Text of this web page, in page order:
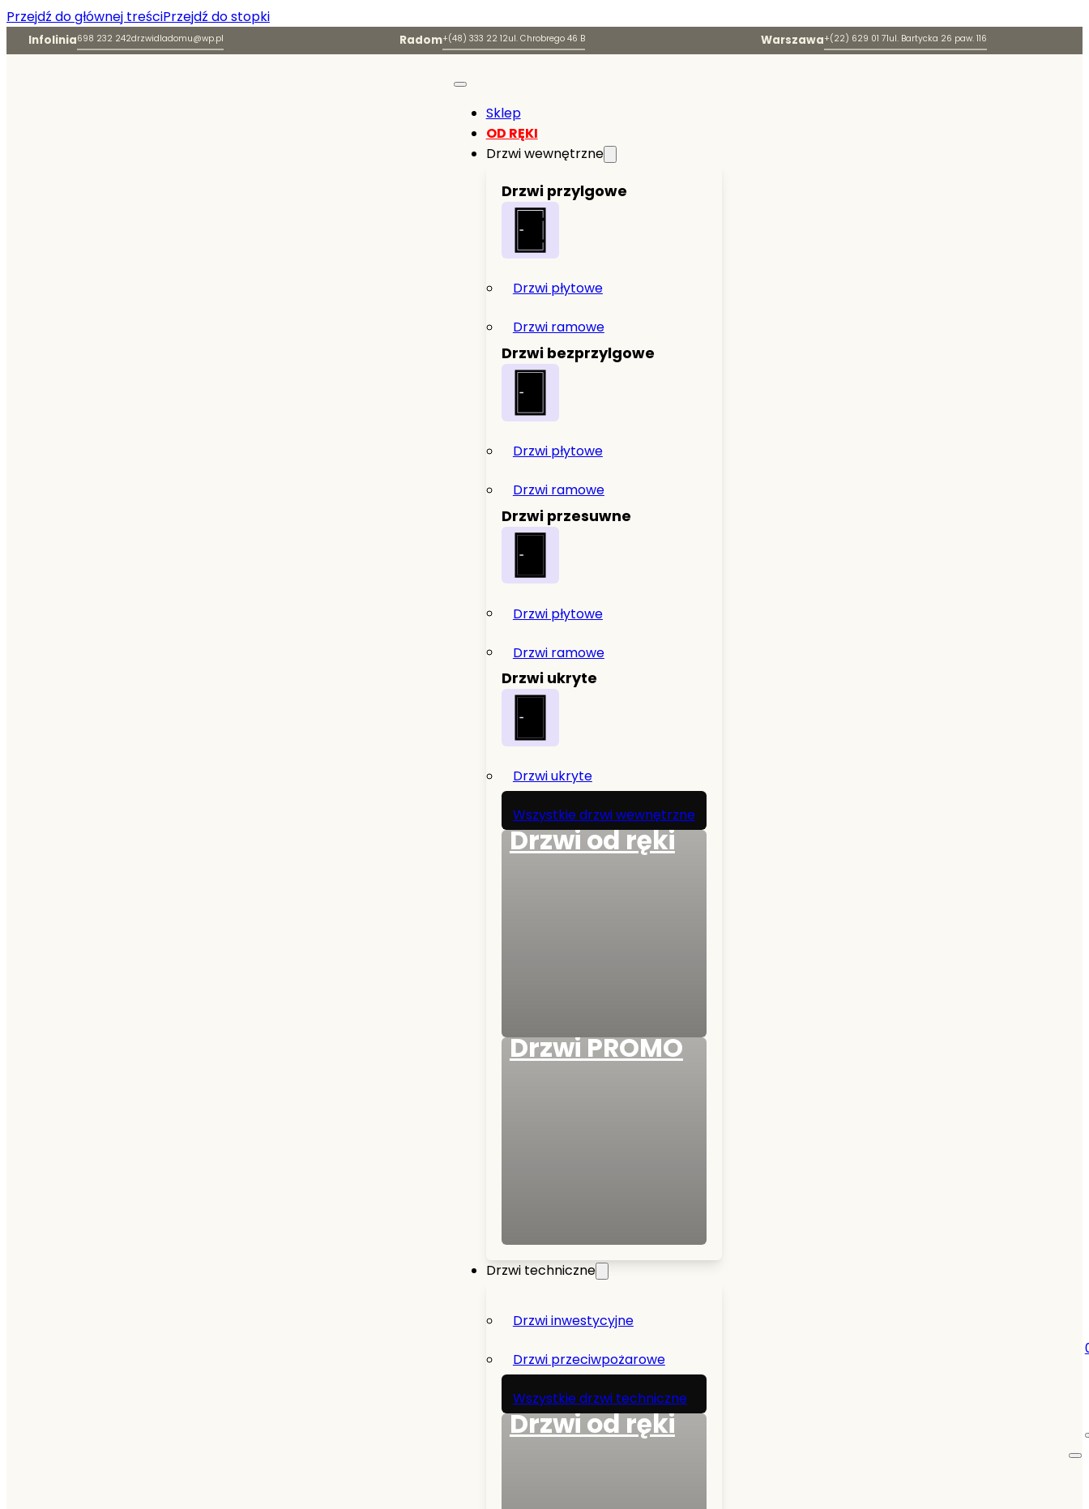
Przejdź do głównej treściPrzejdź do stopki
Infolinia698 232 242drzwidladomu@wp.pl Radom+(48) 333 22 12ul. Chrobrego 46 B Warszawa+(22) 629 01 71ul. Bartycka 26 paw. 116
Sklep
OD RĘKI
Drzwi wewnętrzne
Drzwi przylgowe
Drzwi płytowe
Drzwi ramowe
Drzwi bezprzylgowe
Drzwi płytowe
Drzwi ramowe
Drzwi przesuwne
Drzwi płytowe
Drzwi ramowe
Drzwi ukryte
Drzwi ukryte
Wszystkie drzwi wewnętrzne
Drzwi od ręki
Drzwi PROMO
Drzwi techniczne
Drzwi inwestycyjne
Drzwi przeciwpożarowe
Wszystkie drzwi techniczne
Drzwi od ręki